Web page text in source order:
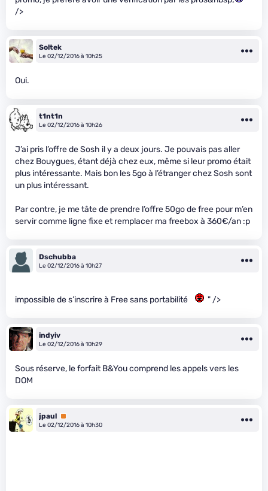
/>
Soltek
Le 02/12/2016 à 10h25
Oui.
t1nt1n
Le 02/12/2016 à 10h26
J’ai pris l’offre de Sosh il y a deux jours. Je pouvais pas aller
chez Bouygues, étant déjà chez eux, même si leur promo était
plus intéressante. Mais bon les 5go à l’étranger chez Sosh sont
un plus intéressant.
Par contre, je me tâte de prendre l’offre 50go de free pour m’en
servir comme ligne fixe et remplacer ma freebox à 360€/an :p
Dschubba
Le 02/12/2016 à 10h27
impossible de s’inscrire à Free sans portabilité " />
indyiv
Le 02/12/2016 à 10h29
Sous réserve, le forfait B&You comprend les appels vers les
DOM
jpaul Premium
Le 02/12/2016 à 10h30